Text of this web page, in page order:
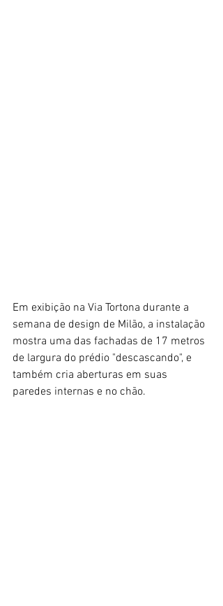
Em exibição na Via Tortona durante a
semana de design de Milão, a instalação
mostra uma das fachadas de 17 metros
de largura do prédio "descascando", e
também cria aberturas em suas
paredes internas e no chão.